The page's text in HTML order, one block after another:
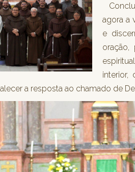
agora a
e
interior,
a resposta ao chamado de